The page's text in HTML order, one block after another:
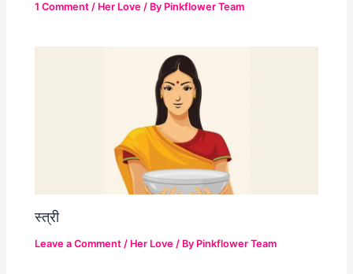
1 Comment / Her Love / By Pinkflower Team
स्त्री
Leave a Comment / Her Love / By Pinkflower Team